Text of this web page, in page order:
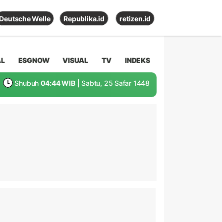
Deutsche Welle Republika.id retizen.id
ESGNOW VISUAL TV INDEKS
Shubuh 04:44 WIB | Sabtu, 25 Safar 1448